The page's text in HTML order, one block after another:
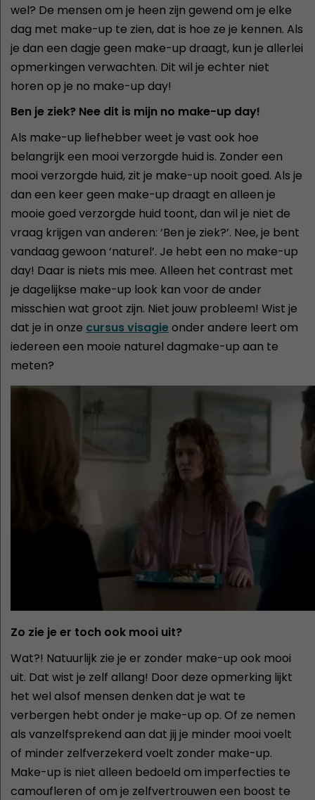
wel? De mensen om je heen zijn gewend om je elke
dag met make-up te zien, dat is hoe ze je kennen. Als
je dan een dagje geen make-up draagt, kun je allerlei
opmerkingen verwachten. Dit wil je echter niet
horen op je no make-up day!
Ben je ziek? Nee dit is mijn no make-up day!
Als make-up liefhebber weet je vast ook hoe
belangrijk een mooi verzorgde huid is. Zonder een
mooi verzorgde huid, zit je make-up nooit goed. Als je
dan een keer geen make-up draagt en alleen je
mooie goed verzorgde huid toont, dan wil je niet de
vraag krijgen van anderen: ‘Ben je ziek?’. Nee, je bent
vandaag gewoon ‘naturel’. Je hebt een no make-up
day! Daar is niets mis mee. Alleen het contrast met
je dagelijkse make-up look kan voor de ander
misschien wat groot zijn. Niet jouw probleem! Wist je
dat je in onze cursus visagieonder andere leert om
iedereen een mooie naturel dagmake-up aan te
meten?
Zo zie je er toch ook mooi uit?
Wat?! Natuurlijk zie je er zonder make-up ook mooi
uit. Dat wist je zelf allang! Door deze opmerking lijkt
het wel alsof mensen denken dat je wat te
verbergen hebt onder je make-up op. Of ze nemen
als vanzelfsprekend aan dat jij je minder mooi voelt
of minder zelfverzekerd voelt zonder make-up.
Make-up is niet alleen bedoeld om imperfecties te
camoufleren of om je zelfvertrouwen een boost te